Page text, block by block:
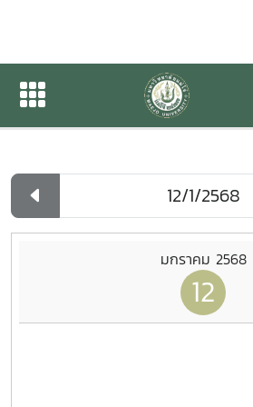
ปฏิทินกิจกรรมของห
ปฏิทินกิจกรรมของหน่วยงาน
มกราคม 2568
12